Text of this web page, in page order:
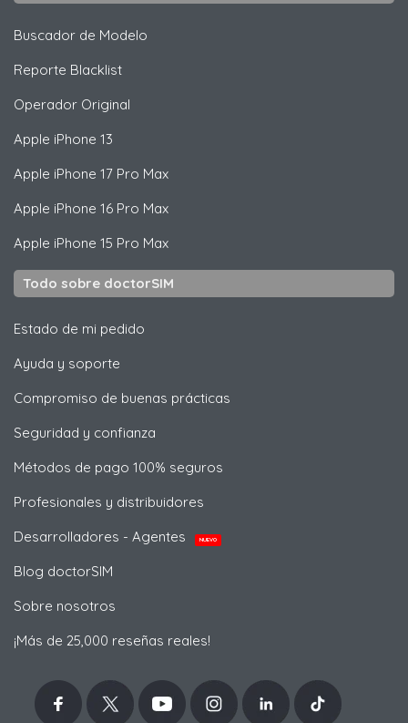
Buscador de Modelo
Reporte Blacklist
Operador Original
Apple iPhone 13
Apple iPhone 17 Pro Max
Apple iPhone 16 Pro Max
Apple iPhone 15 Pro Max
Todo sobre doctorSIM
Estado de mi pedido
Ayuda y soporte
Compromiso de buenas prácticas
Seguridad y confianza
Métodos de pago 100% seguros
Profesionales y distribuidores
Desarrolladores - Agentes
NUEVO
Blog doctorSIM
Sobre nosotros
¡Más de 25,000 reseñas reales!